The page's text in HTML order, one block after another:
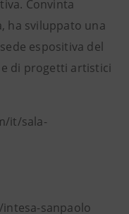
Convinta
ha sviluppato una
espositiva del
di progetti artistici
it/sala-
sanpaolo